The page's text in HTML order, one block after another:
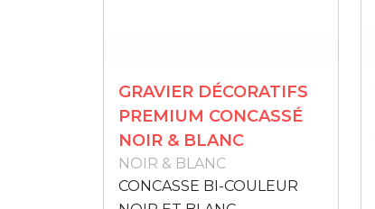
GRAVIER DÉCORATIFS
PREMIUM CONCASSÉ
NOIR & BLANC
NOIR & BLANC
CONCASSE BI-COULEUR